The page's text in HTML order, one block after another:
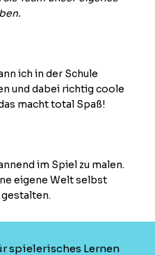
spielerisches Lernen
ich in der Schule
und dabei richtig coole
macht total Spaß!
im Spiel zu malen.
eigene Welt selbst